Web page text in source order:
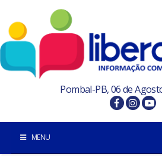
Pombal-PB, 06 de
MENU